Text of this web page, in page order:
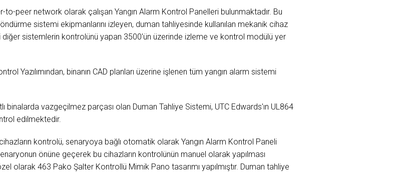
to-peer network olarak çalışan Yangın Alarm Kontrol Panelleri bulunmaktadır. Bu
sistemi ekipmanlarını izleyen, duman tahliyesinde kullanılan mekanik cihaz
sistemlerin kontrolünü yapan 3500'ün üzerinde izleme ve kontrol modülü yer
Yazılımından, binanın CAD planları üzerine işlenen tüm yangın alarm sistemi
binalarda vazgeçilmez parçası olan Duman Tahliye Sistemi, UTC Edwards'ın UL864
edilmektedir.
kontrolü, senaryoya bağlı otomatik olarak Yangın Alarm Kontrol Paneli
önüne geçerek bu cihazların kontrolünün manuel olarak yapılması
olarak 463 Pako Şalter Kontrollü Mimik Pano tasarımı yapılmıştır. Duman tahliye